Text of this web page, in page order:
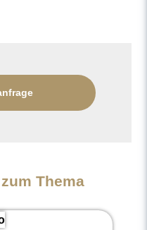
Thema